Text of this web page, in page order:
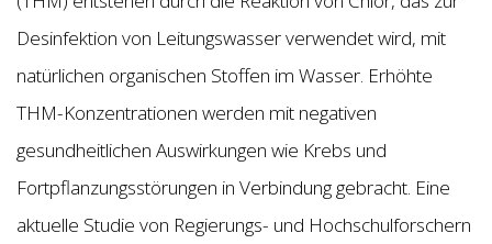
Desinfektion von Leitungswasser verwendet wird, mit
natürlichen organischen Stoffen im Wasser. Erhöhte
THM-Konzentrationen werden mit negativen
gesundheitlichen Auswirkungen wie Krebs und
Fortpflanzungsstörungen in Verbindung gebracht. Eine
aktuelle Studie von Regierungs- und Hochschulforschern